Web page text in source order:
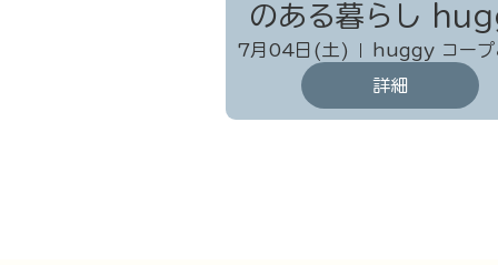
のある暮らし huggy
親子クラス
7月04日(土)
詳細